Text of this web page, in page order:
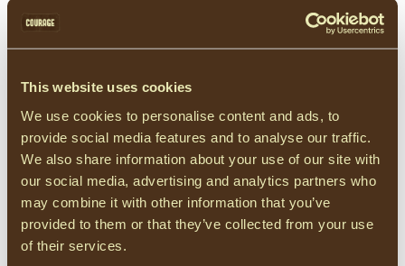
This website uses cookies
We use cookies to personalise content and ads, to
provide social media features and to analyse our traffic.
We also share information about your use of our site with
our social media, advertising and analytics partners who
may combine it with other information that you’ve
provided to them or that they’ve collected from your use
of their services.
Op voorraad
OBJECT
Object OBJROSIE Wide Jeans -
Light Blue Denim
Op voorraad
€70,00